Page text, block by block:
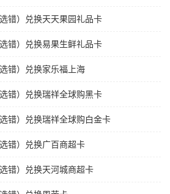
错）兑换天天果园礼品卡
错）兑换易果生鲜礼品卡
错）兑换家乐福上海
错）兑换瑞祥全球购黑卡
错）兑换瑞祥全球购白金卡
错）兑换广百商超卡
错）兑换天河城商超卡